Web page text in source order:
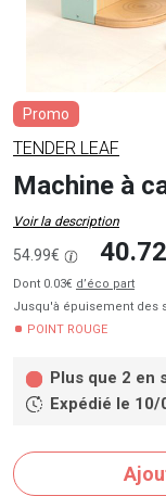
Promo
TENDER LEAF
Machine à
Voir la description
54.99€
Dont 0.03€ d’éco part
Jusqu'à épuisement des
POINT ROUGE
Plus que 2 en
Expédié le 10/